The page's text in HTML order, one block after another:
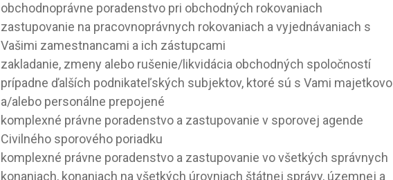
obchodnoprávne poradenstvo pri obchodných rokovaniach
zastupovanie na pracovnoprávnych rokovaniach a vyjednávaniach s
Vašimi zamestnancami a ich zástupcami
zakladanie, zmeny alebo rušenie/likvidácia obchodných spoločností
prípadne ďalších podnikateľských subjektov, ktoré sú s Vami majetkovo
a/alebo personálne prepojené
komplexné právne poradenstvo a zastupovanie v sporovej agende
Civilného sporového poriadku
komplexné právne poradenstvo a zastupovanie vo všetkých správnych
konaniach, konaniach na všetkých úrovniach štátnej správy, územnej a